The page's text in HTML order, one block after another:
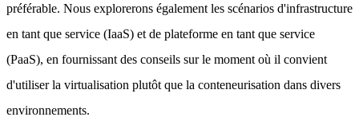
préférable. Nous explorerons également les scénarios d'infrastructure
en tant que service (IaaS) et de plateforme en tant que service
(PaaS), en fournissant des conseils sur le moment où il convient
d'utiliser la virtualisation plutôt que la conteneurisation dans divers
environnements.